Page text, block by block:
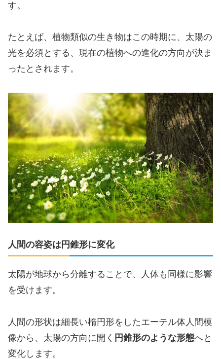
す。
たとえば、植物類似の生き物はこの時期に、太陽の
光を必須とする、現在の植物への進化の方向が決ま
ったとされます。
人間の容姿は円錐形に変化
太陽が地球から分離することで、人体も同様に影響
を受けます。
人間の形状は細長い楕円形をしたエーテル体人間模
像から、太陽の方向に開く 円錐形のような形態へと
変化します。